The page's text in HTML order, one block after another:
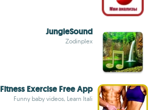
JungleSound
Zodinplex
Fitness Exercise Free App
Funny baby videos, Learn Itali